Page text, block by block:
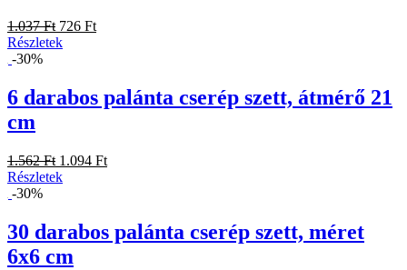
1.037 Ft 726 Ft
Részletek
-30%
6 darabos palánta cserép szett, átmérő 21
cm
1.562 Ft 1.094 Ft
Részletek
-30%
30 darabos palánta cserép szett, méret
6x6 cm